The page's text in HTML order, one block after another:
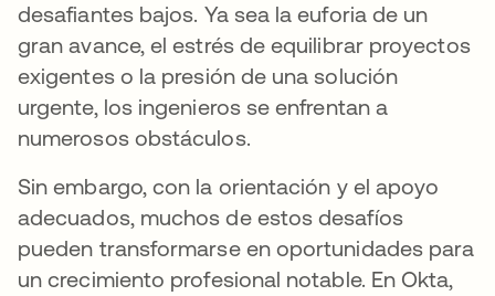
desafiantes bajos. Ya sea la euforia de un
gran avance, el estrés de equilibrar proyectos
exigentes o la presión de una solución
urgente, los ingenieros se enfrentan a
numerosos obstáculos.
Sin embargo, con la orientación y el apoyo
adecuados, muchos de estos desafíos
pueden transformarse en oportunidades para
un crecimiento profesional notable. En Okta,